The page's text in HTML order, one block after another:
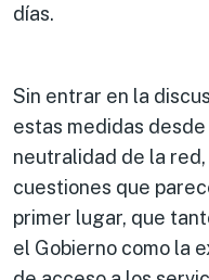
días.
Sin entrar en la
estas medidas
neutralidad de la
cuestiones que
primer lugar, que
el Gobierno como la